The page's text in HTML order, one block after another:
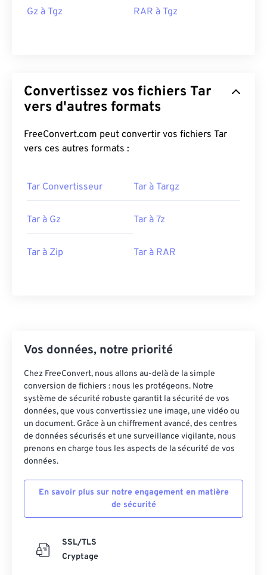
Gz à Tgz RAR à Tgz
Convertissez vos fichiers Tar
vers d'autres formats
FreeConvert.com peut convertir vos fichiers Tar
vers ces autres formats :
Tar Convertisseur Tar à Targz
Tar à Gz Tar à 7z
Tar à Zip Tar à RAR
Vos données, notre priorité
Chez FreeConvert, nous allons au-delà de la simple
conversion de fichiers : nous les protégeons. Notre
système de sécurité robuste garantit la sécurité de vos
données, que vous convertissiez une image, une vidéo ou
un document. Grâce à un chiffrement avancé, des centres
de données sécurisés et une surveillance vigilante, nous
prenons en charge tous les aspects de la sécurité de vos
données.
En savoir plus sur notre engagement en matière
de sécurité
SSL/TLS
Cryptage